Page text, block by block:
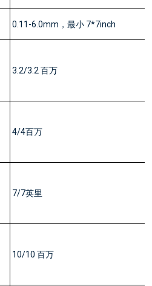
0.11-6.0mm，最小 7*7inch
3.2/3.2 百万
4/4百万
7/7英里
10/10 百万